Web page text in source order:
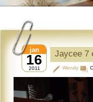
Jaycee 7
16
jan
2011 Wendy